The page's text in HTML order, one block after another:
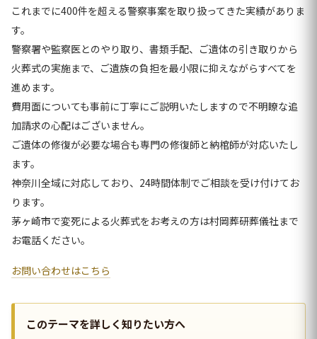
これまでに400件を超える警察事案を取り扱ってきた実績がありま
す。
警察署や監察医とのやり取り、書類手配、ご遺体の引き取りから
火葬式の実施まで、ご遺族の負担を最小限に抑えながらすべてを
進めます。
費用面についても事前に丁寧にご説明いたしますので不明瞭な追
加請求の心配はございません。
ご遺体の修復が必要な場合も専門の修復師と納棺師が対応いたし
ます。
神奈川全域に対応しており、24時間体制でご相談を受け付けてお
ります。
茅ヶ崎市で変死による火葬式をお考えの方は村岡葬研葬儀社まで
お電話ください。
お問い合わせはこちら
このテーマを詳しく知りたい方へ